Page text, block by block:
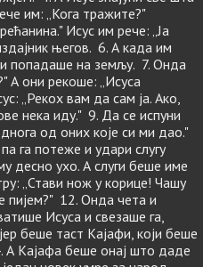
им: „Кога тражите?"
Исус им рече: „Ја
његов. 6. А када им
попадаше на земљу. 7. Онда
А они рекоше: „Исуса
„Рекох вам да сам ја. Ако,
нека иду." 9. Да се испуни
од оних које си ми дао."
га потеже и удари слугу
десно ухо. А слуги беше име
„Стави нож у корице! Чашу
пијем?" 12. Онда чета и
Исуса и свезаше га,
беше таст Кајафи, који беше
А Кајафа беше онај што даде